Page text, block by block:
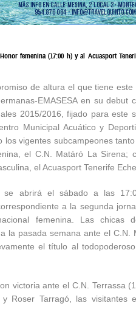
femenina (17:00 h) y al Acuasport
de altura el que tiene
EMASESA en su debut
2015/2016, fijado para este
Municipal Acuático y
los vigentes subcampeones
el C.N. Matáró La Sirena;
el Acuasport Tenerife
se abrirá el sábado a las
a la segunda
femenina. Las chicas
la pasada semana ante el C.N.
el título al
victoria ante el C.N. Terrassa
Roser Tarragó, las visitantes